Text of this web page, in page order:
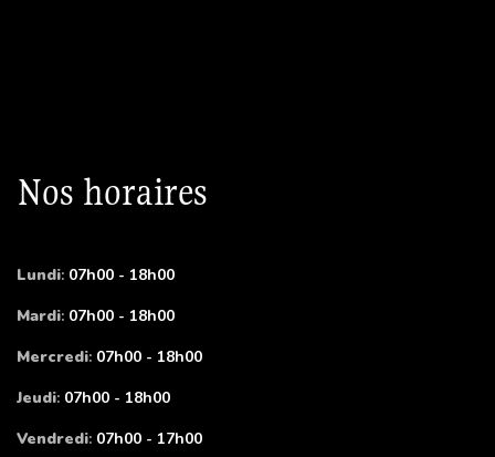
Nos horaires
Lundi: 07h00 - 18h00
Mardi: 07h00 - 18h00
Mercredi: 07h00 - 18h00
Jeudi: 07h00 - 18h00
Vendredi: 07h00 - 17h00